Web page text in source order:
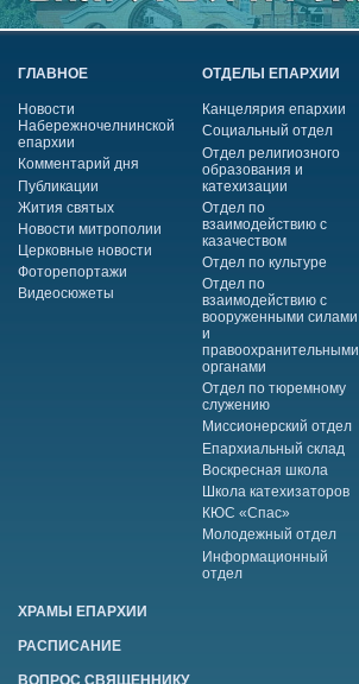
ГЛАВНОЕ
Новости
Набережночелнинской
епархии
Комментарий дня
Публикации
Жития святых
Новости митрополии
Церковные новости
Фоторепортажи
Видеосюжеты
ОТДЕЛЫ ЕПАРХИИ
Канцелярия епархии
Социальный отдел
Отдел религиозного
образования и
катехизации
Отдел по
взаимодействию с
казачеством
Отдел по культуре
Отдел по
взаимодействию с
вооруженными силами
и
правоохранительными
органами
Отдел по тюремному
служению
Миссионерский отдел
Епархиальный склад
Воскресная школа
Школа катехизаторов
КЮС «Спас»
Молодежный отдел
Информационный
отдел
ХРАМЫ ЕПАРХИИ
РАСПИСАНИЕ
ВОПРОС СВЯЩЕННИКУ